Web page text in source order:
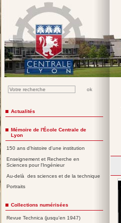
Actualités
Mémoire de l'École Centrale de
Lyon
150 ans d'histoire d'une institution
Enseignement et Recherche en
Sciences pour l'Ingénieur
Au-delà des sciences et de la technique
Portraits
Collections numérisées
Revue Technica (jusqu'en 1947)